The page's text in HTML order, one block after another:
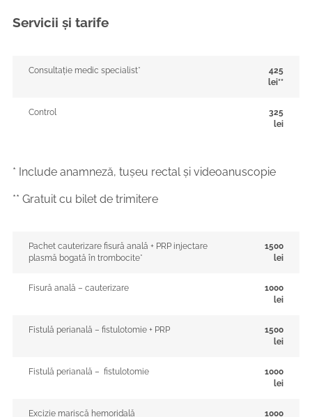
Vineri
Servicii și tarife
Consultație medic specialist*
425
lei**
Control
325
lei
* Include anamneză, tușeu rectal și videoanuscopie
** Gratuit cu bilet de trimitere
Pachet cauterizare fisură anală + PRP injectare
plasmă bogată în trombocite*
1500
lei
Fisură anală – cauterizare
1000
lei
Fistulă perianală – fistulotomie + PRP
1500
lei
Fistulă perianală – fistulotomie
1000
lei
Excizie mariscă hemoridală
1000